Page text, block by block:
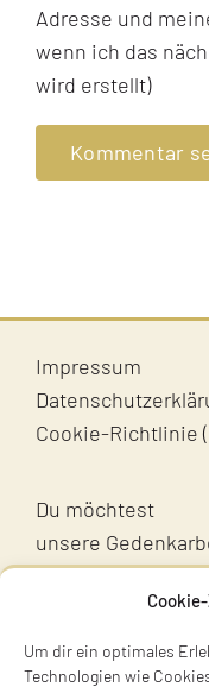
Um dir ein optimales
Technologien wie
Adresse und
wenn ich das
wird erstellt)
Impressum
Cookie-Richtlinie
Du möchtest
unsere
unterstützen?
Unterstütz